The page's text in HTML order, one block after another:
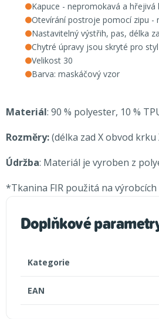
Kapuce - nepromokavá a
Otevírání postroje pomocí zipu
Nastavitelný výstřih, pas, délka
Chytré úpravy jsou skryté pro
Velikost 30
Barva: maskáčový vzor
Materiál: 90 % polyester, 10 %
Rozměry:(délka zad X obvod
Údržba: Materiál je vyroben z
*Tkanina FIR použitá na
Doplňkové
Kategorie
EAN